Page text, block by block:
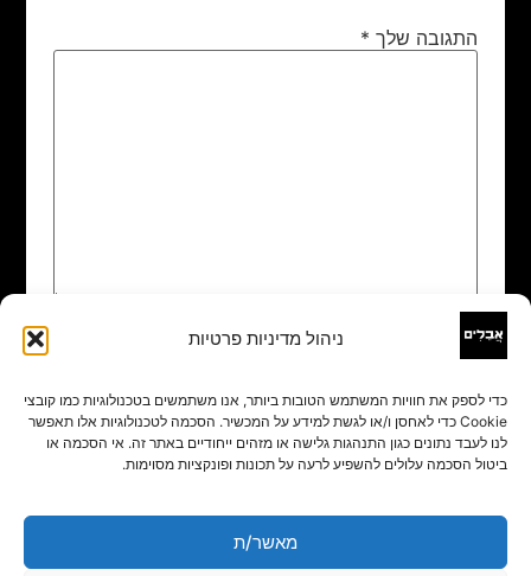
ניהול מדיניות פרטיות
כדי לספק את חוויות המשתמש הטובות ביותר, אנו משתמשים בטכנולוגיות כמו קובצי
Cookie כדי לאחסן ו/או לגשת למידע על המכשיר. הסכמה לטכנולוגיות אלו תאפשר
לנו לעבד נתונים כגון התנהגות גלישה או מזהים ייחודיים באתר זה. אי הסכמה או
ביטול הסכמה עלולים להשפיע לרעה על תכונות ופונקציות מסוימות.
מאשר/ת
התגובה שלך *
שם
אימייל*